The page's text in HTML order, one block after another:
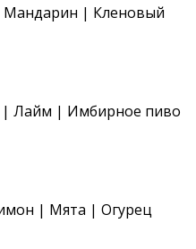
| Кленовый
| Лайм | Имбирное пиво
| Мята | Огурец